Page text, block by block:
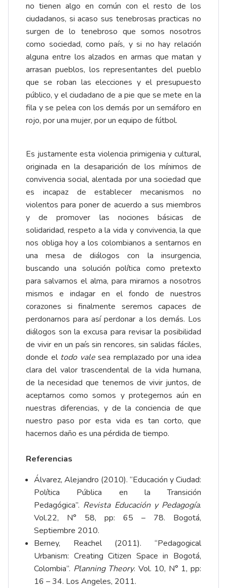
no tienen algo en común con el resto de los
ciudadanos, si acaso sus tenebrosas practicas no
surgen de lo tenebroso que somos nosotros
como sociedad, como país, y si no hay relación
alguna entre los alzados en armas que matan y
arrasan pueblos, los representantes del pueblo
que se roban las elecciones y el presupuesto
público, y el ciudadano de a pie que se mete en la
fila y se pelea con los demás por un semáforo en
rojo, por una mujer, por un equipo de fútbol.
Es justamente esta violencia primigenia y cultural,
originada en la desaparición de los mínimos de
convivencia social, alentada por una sociedad que
es incapaz de establecer mecanismos no
violentos para poner de acuerdo a sus miembros
y de promover las nociones básicas de
solidaridad, respeto a la vida y convivencia, la que
nos obliga hoy a los colombianos a sentarnos en
una mesa de diálogos con la insurgencia,
buscando una solución política como pretexto
para salvarnos el alma, para mirarnos a nosotros
mismos e indagar en el fondo de nuestros
corazones si finalmente seremos capaces de
perdonarnos para así perdonar a los demás. Los
diálogos son la excusa para revisar la posibilidad
de vivir en un país sin rencores, sin salidas fáciles,
donde el todo valesea remplazado por una idea
clara del valor trascendental de la vida humana,
de la necesidad que tenemos de vivir juntos, de
aceptarnos como somos y protegernos aún en
nuestras diferencias, y de la conciencia de que
nuestro paso por esta vida es tan corto, que
hacernos daño es una pérdida de tiempo.
Referencias
Álvarez, Alejandro (2010). “Educación y Ciudad:
Política Pública en la Transición
Pedagógica”. Revista Educación y Pedagogía.
Vol.22, N° 58, pp: 65 – 78. Bogotá,
Septiembre 2010.
Berney, Reachel (2011). “Pedagogical
Urbanism: Creating Citizen Space in Bogotá,
Colombia”. Planning Theory. Vol. 10, N° 1, pp:
16 – 34. Los Angeles, 2011.